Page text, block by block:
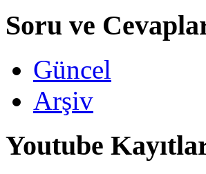
Soru ve
Güncel
Arşiv
Youtube